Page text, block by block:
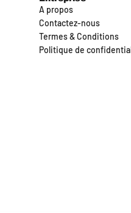
A propos
Contactez-nous
Termes & Conditions
Politique de